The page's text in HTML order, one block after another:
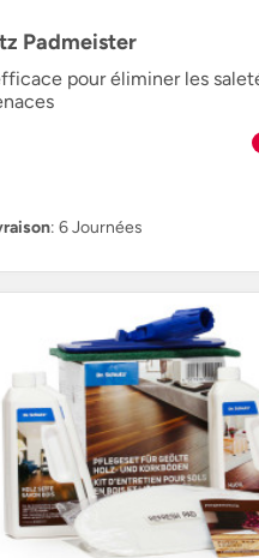
Padmeister
pour éliminer les
: 6 Journées